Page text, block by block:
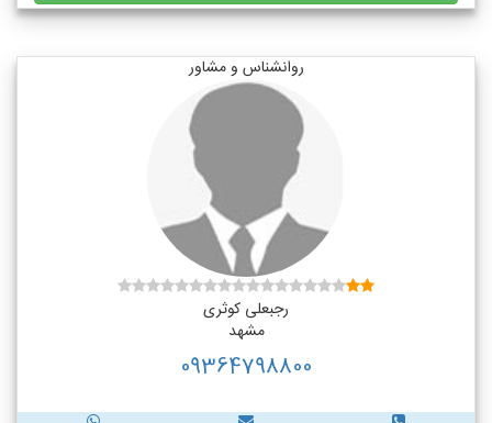
روانشناس و مشاور
رجبعلی کوثری
مشهد
09364798800